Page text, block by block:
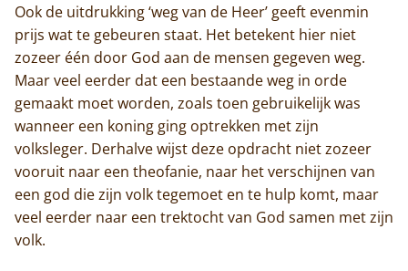
Ook de uitdrukking ‘weg van de Heer’ geeft evenmin
prijs wat te gebeuren staat. Het betekent hier niet
zozeer één door God aan de mensen gegeven weg.
Maar veel eerder dat een bestaande weg in orde
gemaakt moet worden, zoals toen gebruikelijk was
wanneer een koning ging optrekken met zijn
volksleger. Derhalve wijst deze opdracht niet zozeer
vooruit naar een theofanie, naar het verschijnen van
een god die zijn volk tegemoet en te hulp komt, maar
veel eerder naar een trektocht van God samen met zijn
volk.